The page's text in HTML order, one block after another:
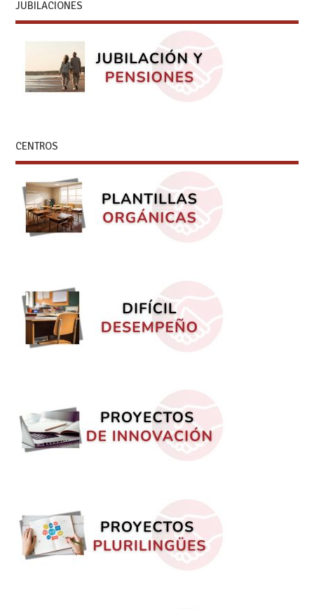
JUBILACIONES
CENTROS